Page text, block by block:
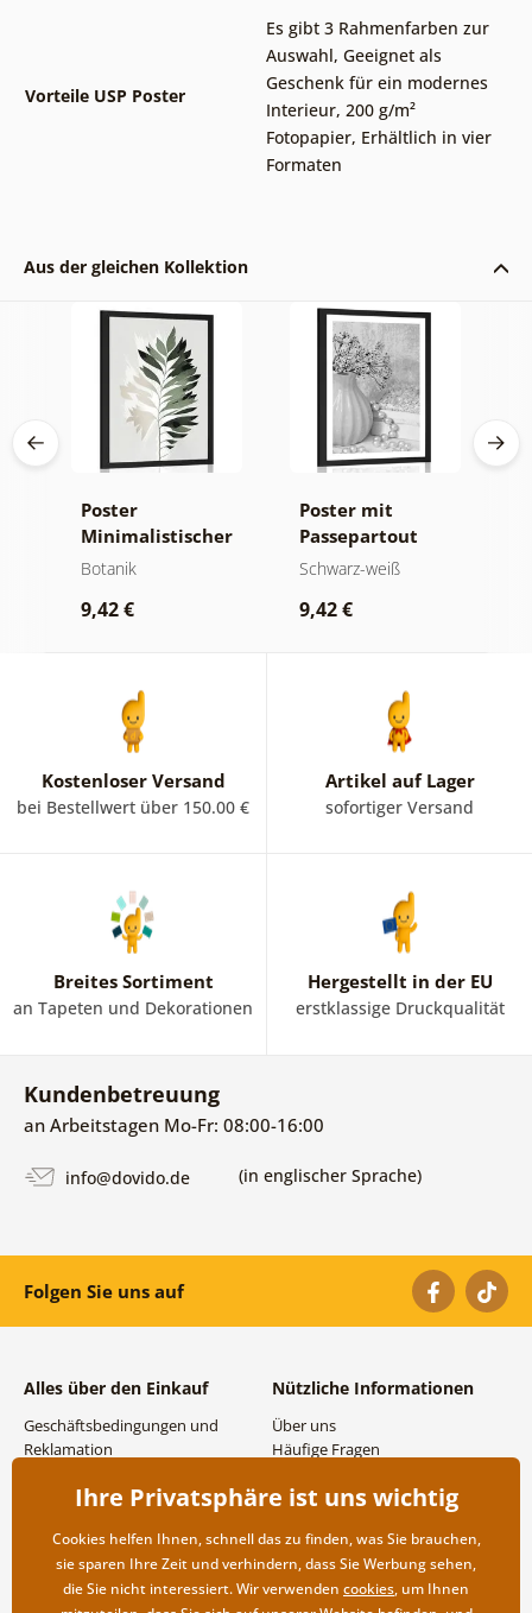
Vorteile USP Poster
Es gibt 3 Rahmenfarben zur
Auswahl, Geeignet als
Geschenk für ein modernes
Interieur, 200 g/m²
Fotopapier, Erhältlich in vier
Formaten
Aus der gleichen Kollektion
Poster
Minimalistischer
Farn
Botanik
9,42 €
Poster mit
Passepartout
Luxuriöses
Schwarz-Weiß
Schwarz-weiß
9,42 €
Kostenloser Versand
bei Bestellwert über 150.00 €
Artikel auf Lager
sofortiger Versand
Breites Sortiment
an Tapeten und Dekorationen
Hergestellt in der EU
erstklassige Druckqualität
Kundenbetreuung
an Arbeitstagen Mo-Fr: 08:00-16:00
info@dovido.de (in englischer Sprache)
Folgen Sie uns auf
Alles über den Einkauf
Geschäftsbedingungen und
Reklamation
Versand- und
Rücksendung der Ware
Nützliche Informationen
Über uns
Häufige Fragen
Großhandel und
Ihre Privatsphäre ist uns wichtig
Cookies helfen Ihnen, schnell das zu finden, was Sie brauchen,
sie sparen Ihre Zeit und verhindern, dass Sie Werbung sehen,
die Sie nicht interessiert. Wir verwenden cookies, um Ihnen